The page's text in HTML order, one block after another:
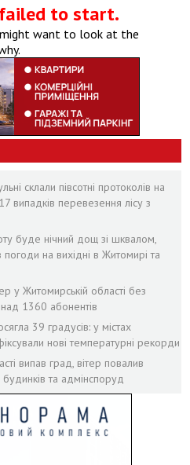
failed to start.
want to look at the
склали півсотні протоколів на
випадків перевезення лісу з
буде нічний дощ зі шквалом,
на вихідні в Житомирі та
у Житомирській області без
1360 абонентів
39 градусів: у містах
нові температурні рекорди
випав град, вітер повалив
та адмінспоруд